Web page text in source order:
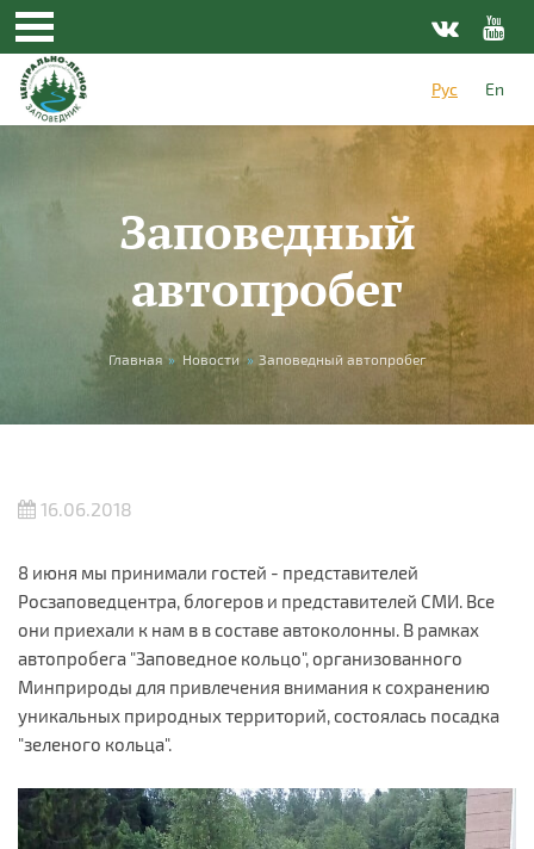
Перейти к основному содержанию
Рус
En
Заповедный
автопробег
Вы здесь
Главная » Новости » Заповедный автопробег
16.06.2018
8 июня мы принимали гостей - представителей
Росзаповедцентра, блогеров и представителей СМИ. Все
они приехали к нам в в составе автоколонны. В рамках
автопробега "Заповедное кольцо", организованного
Минприроды для привлечения внимания к сохранению
уникальных природных территорий, состоялась посадка
"зеленого кольца".